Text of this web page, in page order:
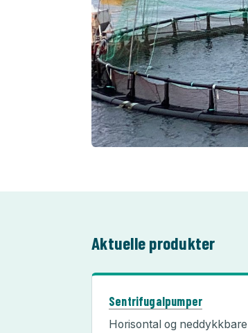
Aktuelle produkter
Sentrifugalpumper
Horisontal og